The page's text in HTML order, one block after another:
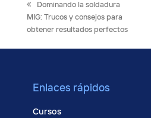
previous
post:
Dominando la soldadura
MIG: Trucos y consejos para
obtener resultados perfectos
Enlaces rápidos
Cursos